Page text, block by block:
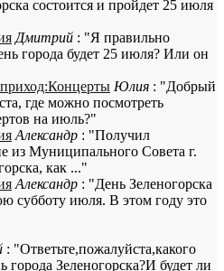
состоится и пройдет 25 июля
Дмитрий : "Я правильно
города будет 25 июля? Или он
Юлия : "Добрый
где можно посмотреть
на июль?"
Александр : "Получил
из Муниципального Совета г.
как ..."
Александр : "День Зеленогорска
субботу июля. В этом году это
: "Ответьте,пожалуйста,какого
города Зеленогорска?И будет ли